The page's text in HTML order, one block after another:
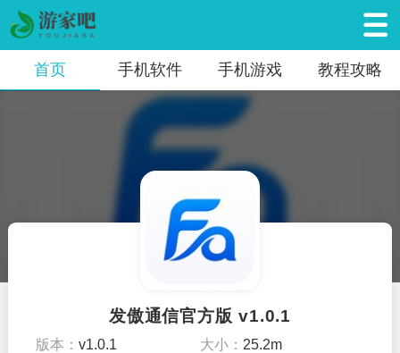
首页 手机软件 手机游戏 教程攻略
发傲通信官方版 v1.0.1
版本：v1.0.1 大小： 25.2m